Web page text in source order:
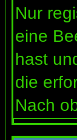
Nur
eine
hast
die
Nach